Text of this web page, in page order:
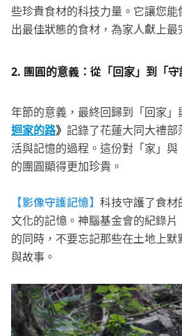
些珍貴食材的科技力量。它讓您
出最佳狀態的食材，為家人獻上最
2. 團圓的意義：從「回家」到「
年節的意義，最終回歸到「回家」
迴家的路》 記錄了花蓮大同大禮部
活與記憶的過程。這份對「家」
的團圓顯得更加珍貴。
【影像守護記憶】 科技守護了食材
文化的記憶。神腦基金會的紀錄
的同時，不要忘記那些在土地上
與故事。